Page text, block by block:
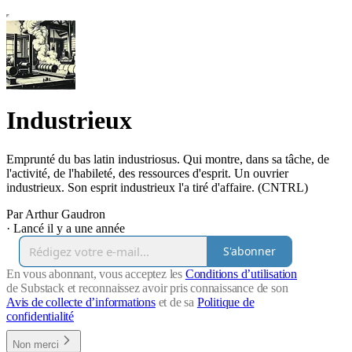
Industrieux
Emprunté du bas latin industriosus. Qui montre, dans sa tâche, de
l'activité, de l'habileté, des ressources d'esprit. Un ouvrier
industrieux. Son esprit industrieux l'a tiré d'affaire. (CNTRL)
Par Arthur Gaudron
· Lancé il y a une année
S'abonner
En vous abonnant, vous acceptez les Conditions d’utilisation
de Substack et reconnaissez avoir pris connaissance de son
Avis de collecte d’informationset de sa Politique de
confidentialité
Non merci